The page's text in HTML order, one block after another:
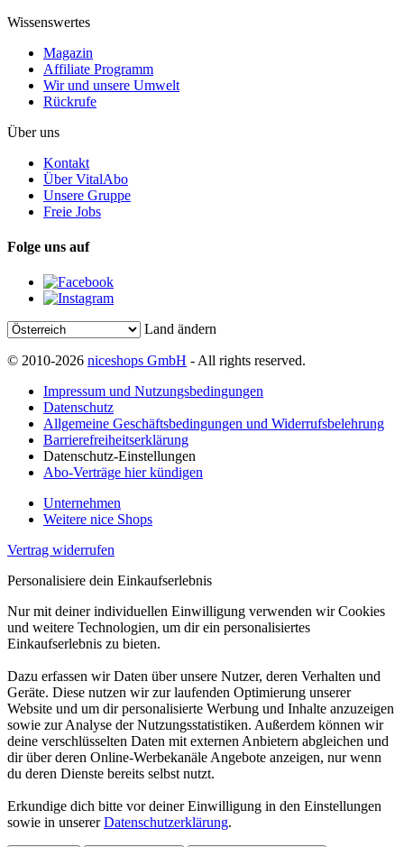
Wissenswertes
Magazin
Affiliate Programm
Wir und unsere Umwelt
Rückrufe
Über uns
Kontakt
Über VitalAbo
Unsere Gruppe
Freie Jobs
Folge uns auf
Land ändern
© 2010-2026 niceshops GmbH - All rights reserved.
Impressum und Nutzungsbedingungen
Datenschutz
Allgemeine Geschäftsbedingungen und Widerrufsbelehrung
Barrierefreiheitserklärung
Datenschutz-Einstellungen
Abo-Verträge hier kündigen
Unternehmen
Weitere nice Shops
Vertrag widerrufen
Personalisiere dein Einkaufserlebnis
Nur mit deiner individuellen Einwilligung verwenden wir Cookies
und weitere Technologien, um dir ein personalisiertes
Einkaufserlebnis zu bieten.
Dazu erfassen wir Daten über unsere Nutzer, deren Verhalten und
Geräte. Diese nutzen wir zur laufenden Optimierung unserer
Website und um dir personalisierte Werbung und Inhalte anzuzeigen
sowie zur Analyse der Nutzungsstatistiken. Außerdem können wir
deine verschlüsselten Daten mit externen Anbietern abgleichen und
dir über deren Online-Werbekanäle Angebote anzeigen, nur wenn
du deren Dienste bereits selbst nutzt.
Erkundige dich bitte vor deiner Einwilligung in den Einstellungen
sowie in unsererDatenschutzerklärung.